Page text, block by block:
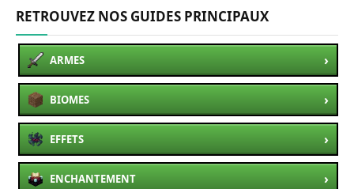
RETROUVEZ NOS GUIDES PRINCIPAUX
ARMES ›
BIOMES ›
EFFETS ›
ENCHANTEMENT ›